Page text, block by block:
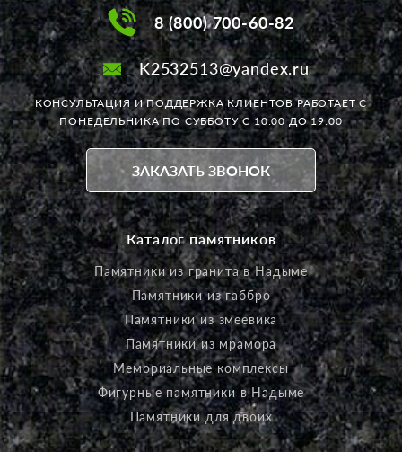
8 (800) 700-60-82
K2532513@yandex.ru
КОНСУЛЬТАЦИЯ И ПОДДЕРЖКА КЛИЕНТОВ РАБОТАЕТС
ПОНЕДЕЛЬНИКА ПО СУББОТУ С 10:00 ДО 19:00
ЗАКАЗАТЬ ЗВОНОК
Каталог памятников
Памятники из гранита в Надыме
Памятники из габбро
Памятники из змеевика
Памятники из мрамора
Мемориальные комплексы
Фигурные памятники в Надыме
Памятники для двоих